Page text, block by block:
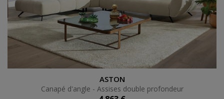
Canapé d'angle - Assises double profondeur
ASTON
Canapé d'angle - Assises double profondeur